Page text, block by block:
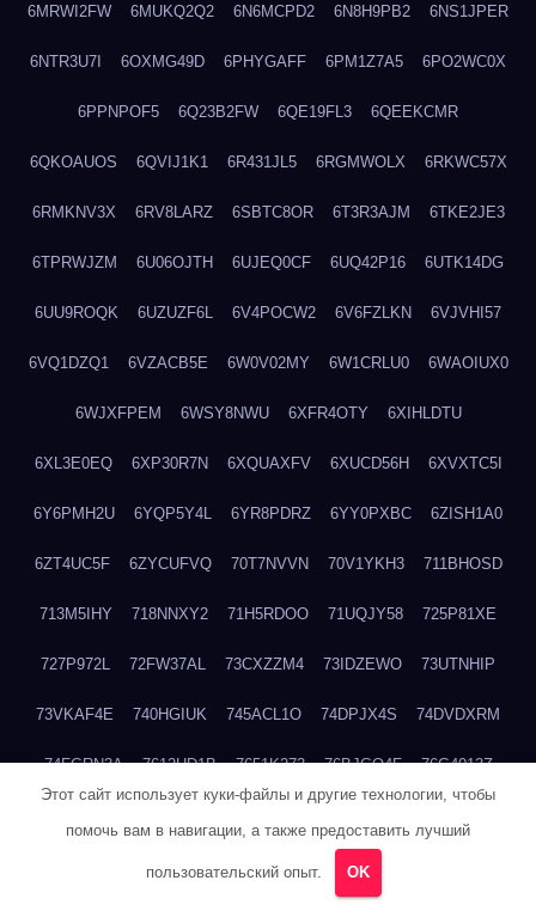
6MRWI2FW 6MUKQ2Q2 6N6MCPD2 6N8H9PB2 6NS1JPER
6NTR3U7I 6OXMG49D 6PHYGAFF 6PM1Z7A5 6PO2WC0X
6PPNPOF5 6Q23B2FW 6QE19FL3 6QEEKCMR
6QKOAUOS 6QVIJ1K1 6R431JL5 6RGMWOLX 6RKWC57X
6RMKNV3X 6RV8LARZ 6SBTC8OR 6T3R3AJM 6TKE2JE3
6TPRWJZM 6U06OJTH 6UJEQ0CF 6UQ42P16 6UTK14DG
6UU9ROQK 6UZUZF6L 6V4POCW2 6V6FZLKN 6VJVHI57
6VQ1DZQ1 6VZACB5E 6W0V02MY 6W1CRLU0 6WAOIUX0
6WJXFPEM 6WSY8NWU 6XFR4OTY 6XIHLDTU
6XL3E0EQ 6XP30R7N 6XQUAXFV 6XUCD56H 6XVXTC5I
6Y6PMH2U 6YQP5Y4L 6YR8PDRZ 6YY0PXBC 6ZISH1A0
6ZT4UC5F 6ZYCUFVQ 70T7NVVN 70V1YKH3 711BHOSD
713M5IHY 718NNXY2 71H5RDOO 71UQJY58 725P81XE
727P972L 72FW37AL 73CXZZM4 73IDZEWO 73UTNHIP
73VKAF4E 740HGIUK 745ACL1O 74DPJX4S 74DVDXRM
74FGRN3A 7612HD1B 7651K273 76BJGQ4F 76G4013Z
780FZHSV 78Q29S80
Этот сайт использует куки-файлы и другие технологии, чтобы
помочь вам в навигации, а также предоставить лучший
пользовательский опыт. OK